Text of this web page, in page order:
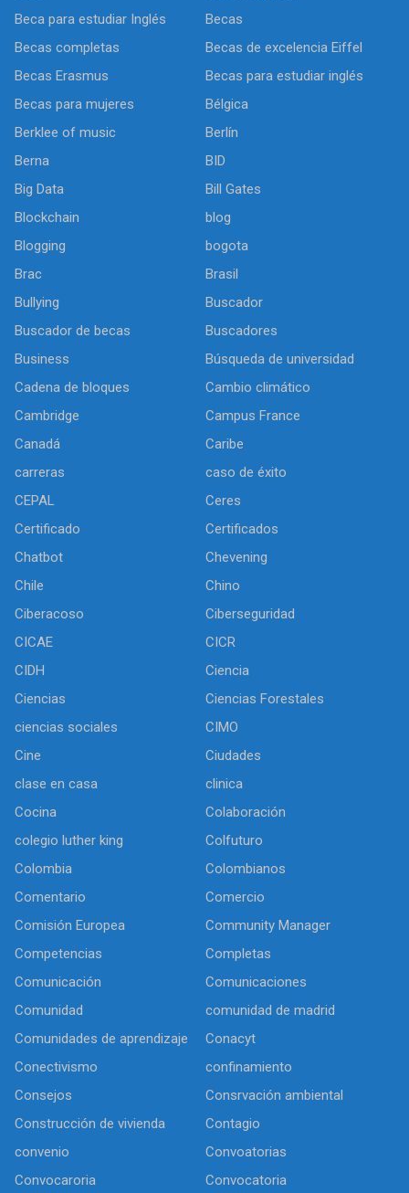
Beca para estudiar Inglés
Becas
Becas completas
Becas de excelencia Eiffel
Becas Erasmus
Becas para estudiar inglés
Becas para mujeres
Bélgica
Berklee of music
Berlín
Berna
BID
Big Data
Bill Gates
Blockchain
blog
Blogging
bogota
Brac
Brasil
Bullying
Buscador
Buscador de becas
Buscadores
Business
Búsqueda de universidad
Cadena de bloques
Cambio climático
Cambridge
Campus France
Canadá
Caribe
carreras
caso de éxito
CEPAL
Ceres
Certificado
Certificados
Chatbot
Chevening
Chile
Chino
Ciberacoso
Ciberseguridad
CICAE
CICR
CIDH
Ciencia
Ciencias
Ciencias Forestales
ciencias sociales
CIMO
Cine
Ciudades
clase en casa
clinica
Cocina
Colaboración
colegio luther king
Colfuturo
Colombia
Colombianos
Comentario
Comercio
Comisión Europea
Community Manager
Competencias
Completas
Comunicación
Comunicaciones
Comunidad
comunidad de madrid
Comunidades de aprendizaje
Conacyt
Conectivismo
confinamiento
Consejos
Consrvación ambiental
Construcción de vivienda
Contagio
convenio
Convoatorias
Convocaroria
Convocatoria